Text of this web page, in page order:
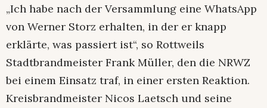
„Ich habe nach der Versammlung eine WhatsApp
von Werner Storz erhalten, in der er knapp
erklärte, was passiert ist“, so Rottweils
Stadtbrandmeister Frank Müller, den die NRWZ
bei einem Einsatz traf, in einer ersten Reaktion.
Kreisbrandmeister Nicos Laetsch und seine